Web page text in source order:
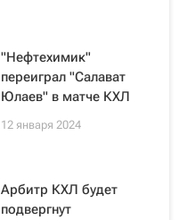
"Нефтехимик"
переиграл "Салават
Юлаев" в матче КХЛ
12 января 2024
Арбитр КХЛ будет
подвергнут